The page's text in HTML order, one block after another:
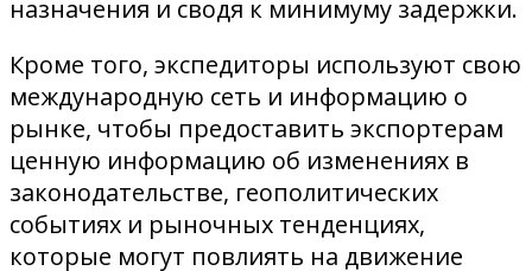
назначения и сводя к минимуму задержки.
Кроме того, экспедиторы используют свою
международную сеть и информацию о
рынке, чтобы предоставить экспортерам
ценную информацию об изменениях в
законодательстве, геополитических
событиях и рыночных тенденциях,
которые могут повлиять на движение